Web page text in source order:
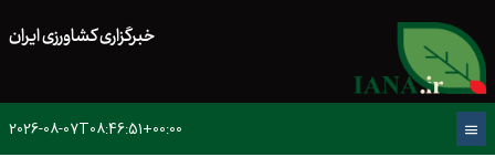
خبرگزاری کشاورزی ایران
2026-08-07T08:46:51+00:00